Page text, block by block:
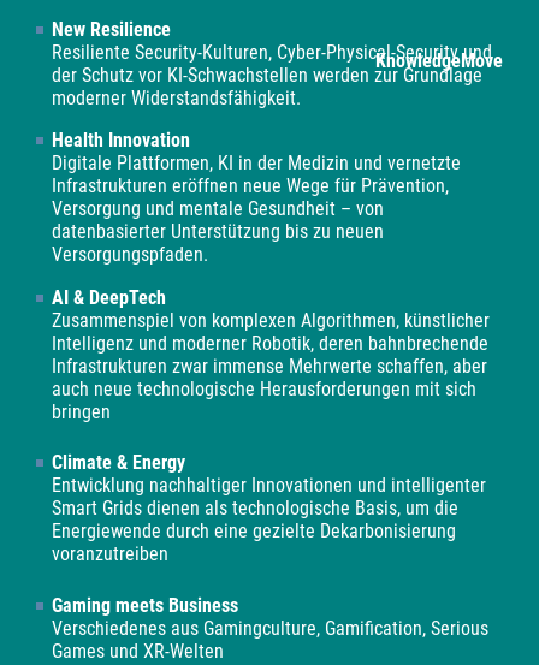
KnowledgeMove
New Resilience
Resiliente Security-Kulturen, Cyber-Physical-Security und
der Schutz vor KI-Schwachstellen werden zur Grundlage
moderner Widerstandsfähigkeit.
Health Innovation
Digitale Plattformen, KI in der Medizin und vernetzte
Infrastrukturen eröffnen neue Wege für Prävention,
Versorgung und mentale Gesundheit – von
datenbasierter Unterstützung bis zu neuen
Versorgungspfaden.
AI & DeepTech
Zusammenspiel von komplexen Algorithmen, künstlicher
Intelligenz und moderner Robotik, deren bahnbrechende
Infrastrukturen zwar immense Mehrwerte schaffen, aber
auch neue technologische Herausforderungen mit sich
bringen
Climate & Energy
Entwicklung nachhaltiger Innovationen und intelligenter
Smart Grids dienen als technologische Basis, um die
Energiewende durch eine gezielte Dekarbonisierung
voranzutreiben
Gaming meets Business
Verschiedenes aus Gamingculture, Gamification, Serious
Games und XR-Welten